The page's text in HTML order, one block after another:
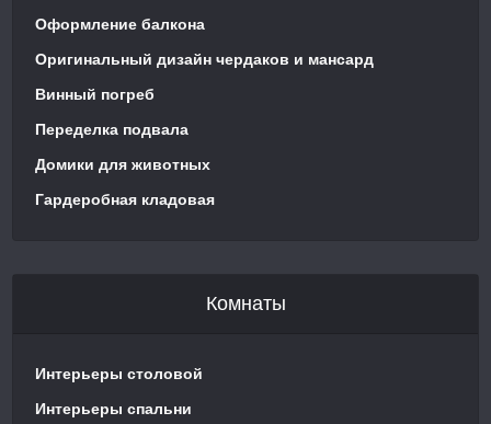
Оформление балкона
Оригинальный дизайн чердаков и мансард
Винный погреб
Переделка подвала
Домики для животных
Гардеробная кладовая
Комнаты
Интерьеры столовой
Интерьеры спальни